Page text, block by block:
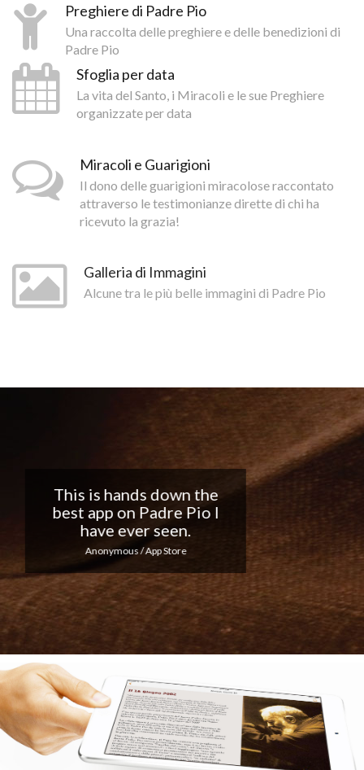
Preghiere di Padre Pio
Una raccolta delle preghiere e delle benedizioni di
Padre Pio
Sfoglia per data
La vita del Santo, i Miracoli e le sue Preghiere
organizzate per data
Miracoli e Guarigioni
Il dono delle guarigioni miracolose raccontato
attraverso le testimonianze dirette di chi ha
ricevuto la grazia!
Galleria di Immagini
Alcune tra le più belle immagini di Padre Pio
Nice app, I love the
notifications every day...
Keep up the good work!